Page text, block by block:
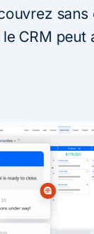
sans
CRM peut